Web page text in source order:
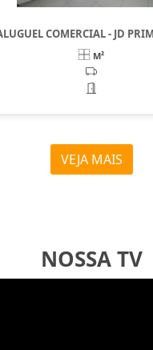
COMERCIAL - JD
M²
VEJA MAIS
NOSSA TV